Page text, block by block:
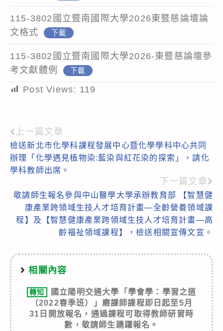
115-3802國立暨南國際大學2026東暨慈論壇論
文格式
下載
115-3802國立暨南國際大學2026-東暨慈論壇參
考文獻體例
下載
Post Views: 119
Read
more
articles
上一篇文章
檢送新北市化學科課程發展中心暨化學學科中心共同
辦理「化學遇見植物染:藍染與紅花染的探索」，請化
學科教師出席。
下一篇文章
敬請師生報名參與中山醫學大學承辦教育部 【智慧健
康產業跨領域生技人才培育計畫—全齡營養領域課
程】及【智慧健康產業跨領域生技人才培育計畫—高
齡福祉領域課程】，檢送相關宣傳文宣。
相關內容
轉知
國立陽明交通大學「學會學：學習之道
（2022春季班）」磨課師課程即日起至5月
31日開放報名，通過課程可取得教師研習時
數，敬請師生踴躍報名。